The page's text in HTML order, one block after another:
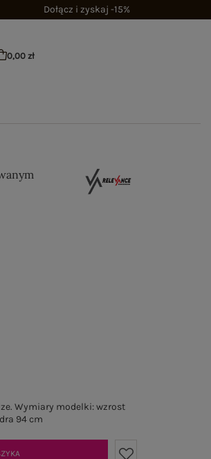
Dołącz i zyskaj -15%
0,00 zł
Wymiary modelki: wzrost
94 cm